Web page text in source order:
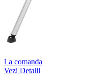
La comanda
Vezi Detalii